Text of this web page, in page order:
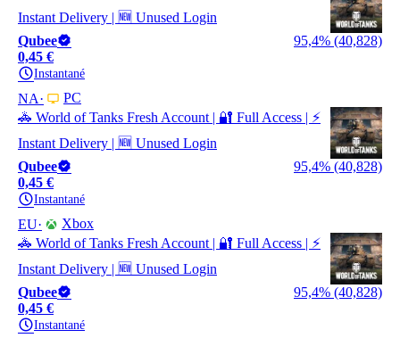
Instant Delivery | 🆕 Unused Login
Qubee
95,4% (40,828)
0,45 €
Instantané
NA
PC
🚓 World of Tanks Fresh Account | 🔐 Full Access | ⚡
Instant Delivery | 🆕 Unused Login
Qubee
95,4% (40,828)
0,45 €
Instantané
EU
Xbox
🚓 World of Tanks Fresh Account | 🔐 Full Access | ⚡
Instant Delivery | 🆕 Unused Login
Qubee
95,4% (40,828)
0,45 €
Instantané